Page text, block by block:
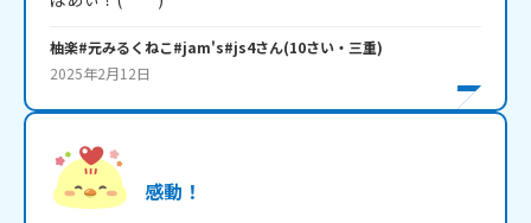
柚楽#元みるくねこ#jam's#js4さん(10さい・ 三重)
2025年2月12日
感動！